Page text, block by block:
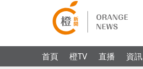
首頁 橙TV 直播 資訊